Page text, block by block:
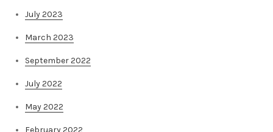
July 2023
March 2023
September 2022
July 2022
May 2022
February 2022